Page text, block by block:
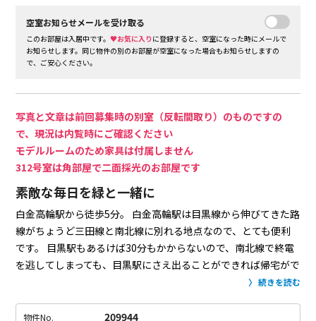
空室お知らせメールを受け取る
このお部屋は入居中です。♥お気に入り に登録すると、空室になった時にメールで
お知らせします。同じ物件の別のお部屋が空室になった場合もお知らせしますの
で、ご安心ください。
写真と文章は前回募集時の別室（反転間取り）のものですの
で、現況は内覧時にご確認ください
モデルルームのため家具は付属しません
312号室は角部屋で二面採光のお部屋です
素敵な毎日を緑と一緒に
白金高輪駅から徒歩5分。
白金高輪駅は目黒線から伸びてきた路
線がちょうど三田線と南北線に別れる地点なので、とても便利
です。
目黒駅もあるけば30分もかからないので、南北線で終電
を逃してしまっても、目黒駅にさえ出ることができれば帰宅がで
そんな場所の公園の隣に白と緑が美しい部屋を発
とができて、なんとも気持ちのいい空間に仕上がっています。
続きを読む
物件No. 209944